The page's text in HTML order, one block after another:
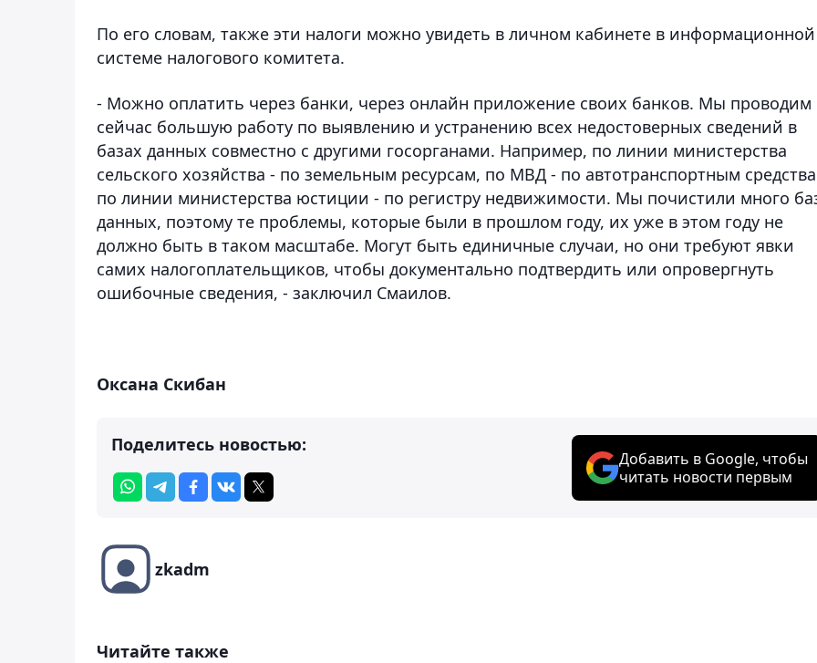
По его словам, также эти налоги можно увидеть в личном кабинете в информационной
системе налогового комитета.
- Можно оплатить через банки, через онлайн приложение своих банков. Мы проводим
сейчас большую работу по выявлению и устранению всех недостоверных сведений в
базах данных совместно с другими госорганами. Например, по линии министерства
сельского хозяйства - по земельным ресурсам, по МВД - по автотранспортным
по линии министерства юстиции - по регистру недвижимости. Мы почистили много
данных, поэтому те проблемы, которые были в прошлом году, их уже в этом году не
должно быть в таком масштабе. Могут быть единичные случаи, но они требуют явки
самих налогоплательщиков, чтобы документально подтвердить или опровергнуть
ошибочные сведения, - заключил Смаилов.
Оксана Скибан
Поделитесь новостью:
Добавить в Google, чтобы
читать новости первым
zkadm
Читайте также